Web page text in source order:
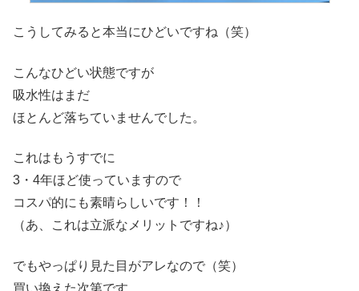
こうしてみると本当にひどいですね（笑）
こんなひどい状態ですが
吸水性はまだ
ほとんど落ちていませんでした。
これはもうすでに
3・4年ほど使っていますので
コスパ的にも素晴らしいです！！
（あ、これは立派なメリットですね♪）
でもやっぱり見た目がアレなので（笑）
買い換えた次第です。